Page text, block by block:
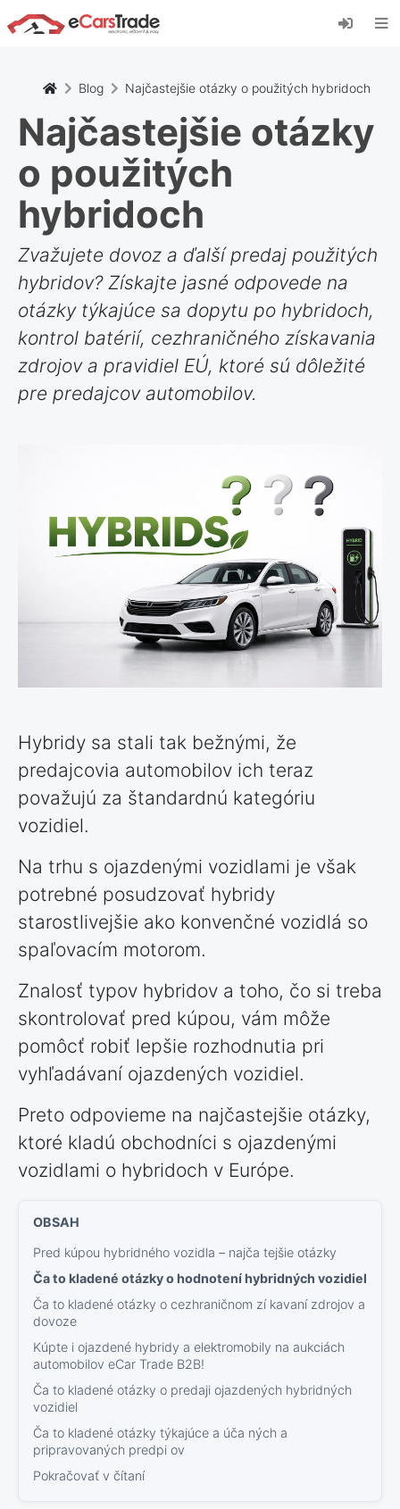
Nainštalujte si webovú aplikáciu eCarsTrade,
pridajte si ju na domovskú obrazovku a
Inštalácia stránky
Zrušiť
Blog Najčastejšie otázky o použitých hybridoch
Najčastejšie otázky
o použitých
hybridoch
Zvažujete dovoz a ďalší predaj použitých
hybridov? Získajte jasné odpovede na
otázky týkajúce sa dopytu po hybridoch,
kontrol batérií, cezhraničného získavania
zdrojov a pravidiel EÚ, ktoré sú dôležité
pre predajcov automobilov.
Hybridy sa stali tak bežnými, že
predajcovia automobilov ich teraz
považujú za štandardnú kategóriu
vozidiel.
Na trhu s ojazdenými vozidlami je však
potrebné posudzovať hybridy
starostlivejšie ako konvenčné vozidlá so
spaľovacím motorom.
Znalosť typov hybridov a toho, čo si treba
skontrolovať pred kúpou, vám môže
pomôcť robiť lepšie rozhodnutia pri
vyhľadávaní ojazdených vozidiel.
Preto odpovieme na najčastejšie otázky,
ktoré kladú obchodníci s ojazdenými
vozidlami o hybridoch v Európe.
Pred kúpou hybridného vozidla – najča tejšie otázky
Ča to kladené otázky o hodnotení hybridných vozidiel
Ča to kladené otázky o cezhraničnom zí kavaní zdrojov a
dovoze
Kúpte i ojazdené hybridy a elektromobily na aukciách
automobilov eCar Trade B2B!
Ča to kladené otázky o predaji ojazdených hybridných
vozidiel
Ča to kladené otázky týkajúce a úča ných a
pripravovaných predpi ov
Pokračovať v čítaní